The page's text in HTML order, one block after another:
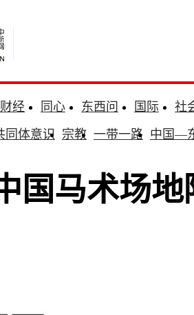
财经 同心 东西问 国际
社
同体意识 宗教 一带一路 中国—
国马术场